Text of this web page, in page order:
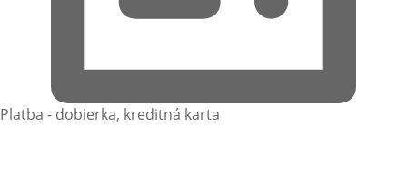
Platba - dobierka, kreditná karta